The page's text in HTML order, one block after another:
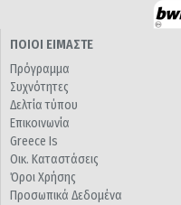
ΠΟΙΟΙ ΕΙΜΑΣΤΕ
Πρόγραμμα
Συχνότητες
Δελτία τύπου
Επικοινωνία
Greece Is
Οικ. Καταστάσεις
Όροι Χρήσης
Προσωπικά Δεδομένα